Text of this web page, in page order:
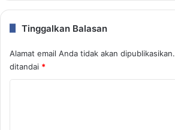
Tinggalkan Balasan
Alamat email Anda tidak akan dipublikasikan.
ditandai *